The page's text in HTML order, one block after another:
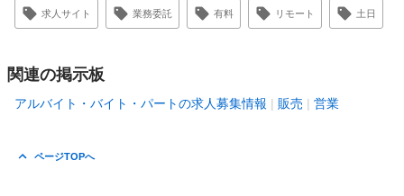
求人サイト 業務委託 有料 リモート 土日
関連の掲示板
アルバイト・バイト・パートの求人募集情報 販売 営業
ページTOPへ